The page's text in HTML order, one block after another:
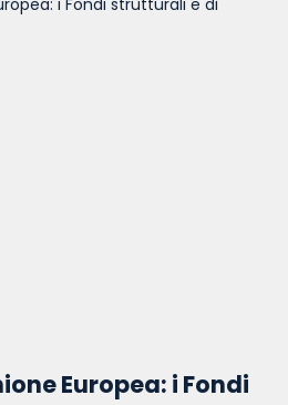
Europea: i Fondi